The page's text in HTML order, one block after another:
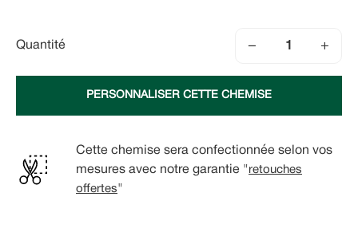
Quantité − +
PERSONNALISER CETTE CHEMISE
Cette chemise sera confectionnée selon vos
mesures avec notre garantie " retouches
offertes"